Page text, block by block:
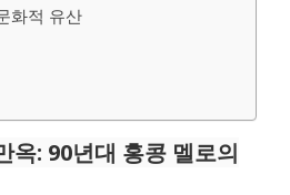
화적 유산
옥: 90년대 홍콩 멜로의